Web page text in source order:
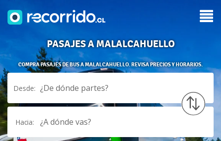
PASAJES A MALALCAHUELLO
COMPRA PASAJES DE BUS A MALALCAHUELLO. REVISA PRECIOS Y HORARIOS.
Desde: ¿De dónde partes?
Hacia: ¿A dónde vas?